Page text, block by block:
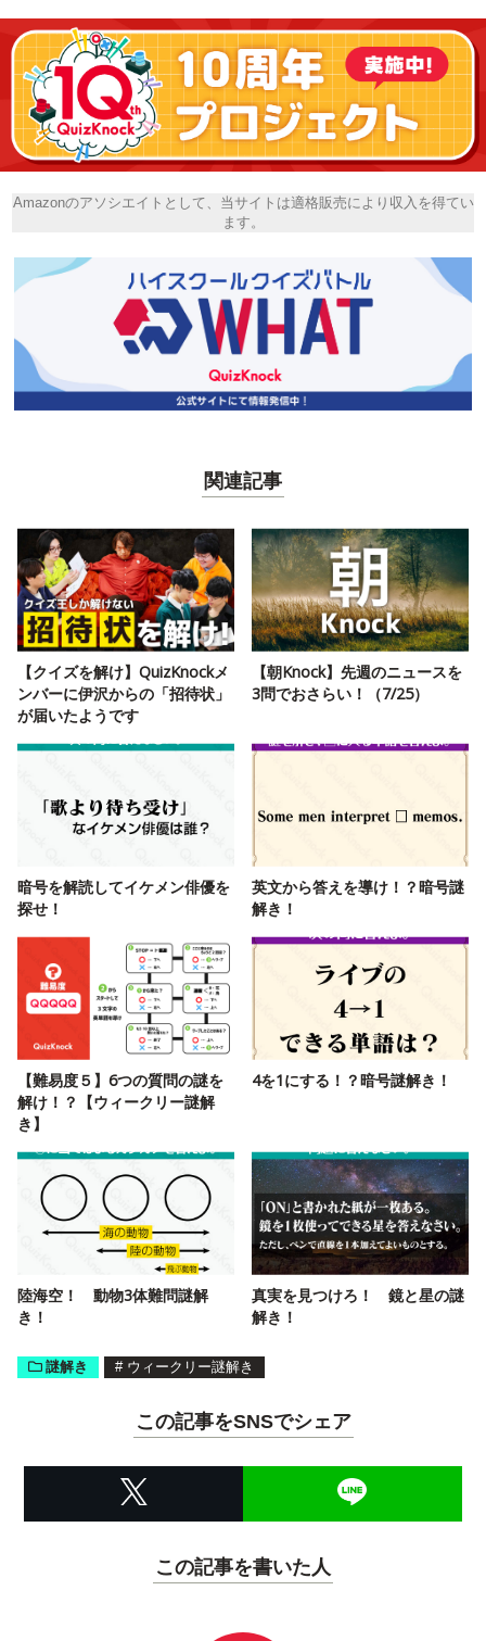
Amazonのアソシエイトとして、当サイトは適格販売により収入を得てい
ます。
関連記事
【クイズを解け】QuizKnockメ
ンバーに伊沢からの「招待状」
が届いたようです
【朝Knock】先週のニュースを
3問でおさらい！（7/25）
暗号を解読してイケメン俳優を
探せ！
英文から答えを導け！？暗号謎
解き！
【難易度５】6つの質問の謎を
解け！？【ウィークリー謎解
き】
4を1にする！？暗号謎解き！
陸海空！ 動物3体難問謎解
き！
真実を見つけろ！ 鏡と星の謎
解き！
謎解き # ウィークリー謎解き
この記事をSNSでシェア
この記事を書いた人